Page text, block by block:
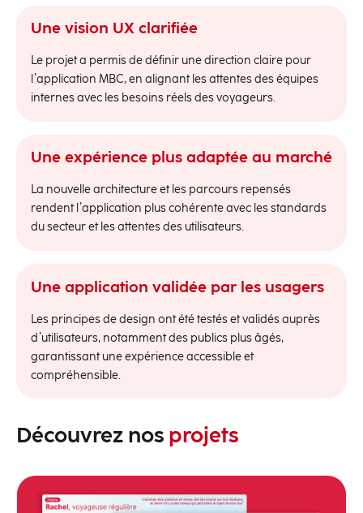
Une vision UX clarifiée
Le projet a permis de définir une direction claire pour
l’application MBC, en alignant les attentes des équipes
internes avec les besoins réels des voyageurs.
Une expérience plus adaptée au marché
La nouvelle architecture et les parcours repensés
rendent l’application plus cohérente avec les standards
du secteur et les attentes des utilisateurs.
Une application validée par les usagers
Les principes de design ont été testés et validés auprès
d’utilisateurs, notamment des publics plus âgés,
garantissant une expérience accessible et
compréhensible.
Découvrez nos projets